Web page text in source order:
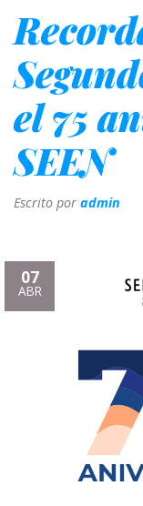
el 75
SEEN
Escrito por admin
07
ABR